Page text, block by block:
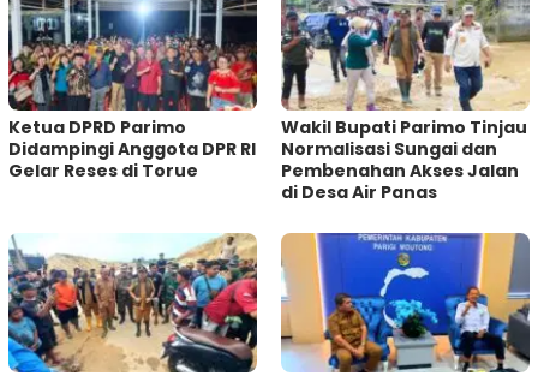
Ketua DPRD Parimo
Didampingi Anggota DPR RI
Gelar Reses di Torue
Wakil Bupati Parimo Tinjau
Normalisasi Sungai dan
Pembenahan Akses Jalan
di Desa Air Panas